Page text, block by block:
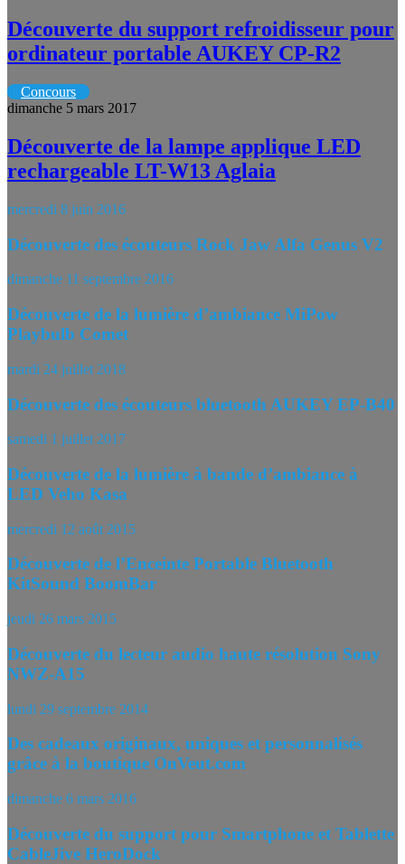
Découverte du support refroidisseur pour
ordinateur portable AUKEY CP-R2
Concours
dimanche 5 mars 2017
Découverte de la lampe applique LED
rechargeable LT-W13 Aglaia
mercredi 8 juin 2016
Découverte des écouteurs Rock Jaw Alfa Genus V2
dimanche 11 septembre 2016
Découverte de la lumière d’ambiance MiPow
Playbulb Comet
mardi 24 juillet 2018
Découverte des écouteurs bluetooth AUKEY EP-B40
samedi 1 juillet 2017
Découverte de la lumière à bande d’ambiance à
LED Veho Kasa
mercredi 12 août 2015
Découverte de l’Enceinte Portable Bluetooth
KitSound BoomBar
jeudi 26 mars 2015
Découverte du lecteur audio haute résolution Sony
NWZ-A15
lundi 29 septembre 2014
Des cadeaux originaux, uniques et personnalisés
grâce à la boutique OnVeut.com
dimanche 6 mars 2016
Découverte du support pour Smartphone et Tablette
CableJive HeroDock